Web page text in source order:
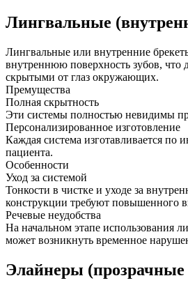
Лингвальные
Лингвальные или внутренние
внутреннюю поверхность зубов, что
скрытыми от глаз окружающих.
Премущества
Полная скрытность
Эти системы полностью невидимы
Персонализированное изготовление
Каждая система изготавливается по
пациента.
Особенности
Уход за системой
Тонкости в чистке и уходе за
конструкции требуют повышенного
Речевые неудобства
На начальном этапе использования
может возникнуть временное
Элайнеры